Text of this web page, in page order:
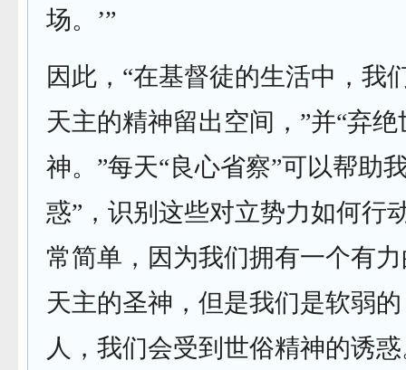
场。’”
因此，“在基督徒的生活中，我
天主的精神留出空间，”并“弃
神。”每天“良心省察”可以帮助
惑”，识别这些对立势力如何行
常简单，因为我们拥有一个有
天主的圣神，但是我们是软弱
人，我们会受到世俗精神的诱